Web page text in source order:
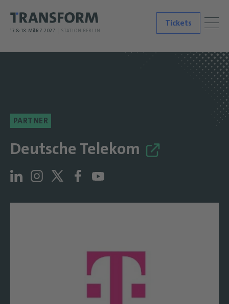
17. & 18. MÄRZ 2027 STATION BERLIN
Tickets
PARTNER
Deutsche Telekom